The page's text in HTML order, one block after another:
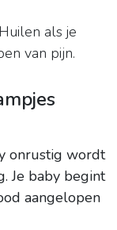
als je
van pijn.
onrustig wordt
Je baby begint
aangelopen